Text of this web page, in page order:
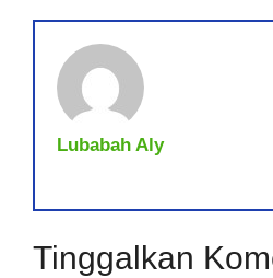
Lubabah Aly
Tinggalkan